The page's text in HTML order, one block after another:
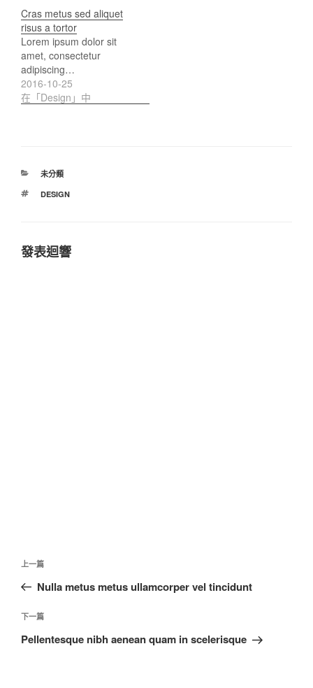
Cras metus sed aliquet
risus a tortor
Lorem ipsum dolor sit
amet, consectetur
adipiscing…
2016-10-25
在「Design」中
分
未分類
標
DESIGN
發表迴響
文
導
覽
上
一
文
章
上一篇
Nulla metus metus ullamcorper vel tincidunt
下
一
下一篇
Pellentesque nibh aenean quam in scelerisque